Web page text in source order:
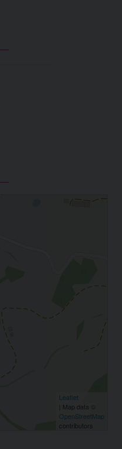
Leaflet
| Map data ©
OpenStreetMap
contributors